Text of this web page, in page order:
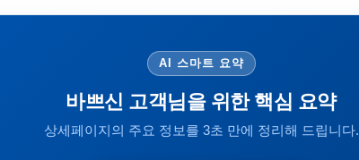
AI 스마트 요약
바쁘신 고객님을 위한 핵심 요약
상세페이지의 주요 정보를 3초 만에 정리해 드립니다.